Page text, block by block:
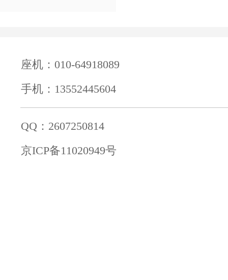
座机：010-64918089
手机：13552445604
QQ：2607250814
京ICP备11020949号